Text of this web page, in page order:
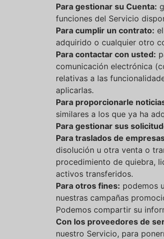
Para gestionar su Cuenta:
funciones del Servicio
Para cumplir un contrato:
adquirido o cualquier otro
Para contactar con usted:
comunicación electrónica
relativas a las
aplicarlas.
Para proporcionarle
similares a los que ya ha
Para gestionar sus
Para traslados de
disolución u otra venta o
procedimiento de quiebra,
activos transferidos.
Para otros fines: podemos
nuestras campañas
Podemos compartir su
Con los proveedores de
nuestro Servicio, para